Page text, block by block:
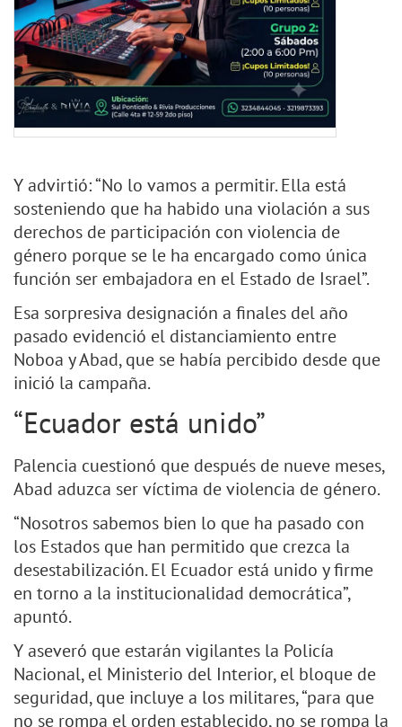
Y advirtió: “No lo vamos a permitir. Ella está
sosteniendo que ha habido una violación a sus
derechos de participación con violencia de
género porque se le ha encargado como única
función ser embajadora en el Estado de Israel”.
Esa sorpresiva designación a finales del año
pasado evidenció el distanciamiento entre
Noboa y Abad, que se había percibido desde que
inició la campaña.
“Ecuador está unido”
Palencia cuestionó que después de nueve meses,
Abad aduzca ser víctima de violencia de género.
“Nosotros sabemos bien lo que ha pasado con
los Estados que han permitido que crezca la
desestabilización. El Ecuador está unido y firme
en torno a la institucionalidad democrática”,
apuntó.
Y aseveró que estarán vigilantes la Policía
Nacional, el Ministerio del Interior, el bloque de
seguridad, que incluye a los militares, “para que
no se rompa el orden establecido, no se rompa la